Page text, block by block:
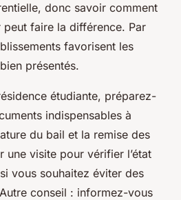
donc savoir comment
faire la différence. Par
favorisent les
présentés.
étudiante, préparez-
indispensables à
du bail et la remise des
une visite pour vérifier l’état
vous souhaitez éviter des
conseil : informez-vous